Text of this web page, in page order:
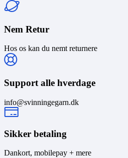
Nem Retur
Hos os kan du nemt returnere
Support alle hverdage
info@svinningegarn.dk
Sikker betaling
Dankort, mobilepay + mere